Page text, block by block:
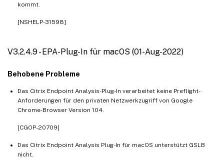
kommt.
[NSHELP-31598]
V3.2.4.9 - EPA-Plug-In für macOS (01-Aug-2022)
Behobene Probleme
Das Citrix Endpoint Analysis-Plug-In verarbeitet keine Preflight-
Anforderungen für den privaten Netzwerkzugriff von Google
Chrome-Browser Version 104.
[CGOP-20709]
Das Citrix Endpoint Analysis Plug-In für macOS unterstützt GSLB
nicht.